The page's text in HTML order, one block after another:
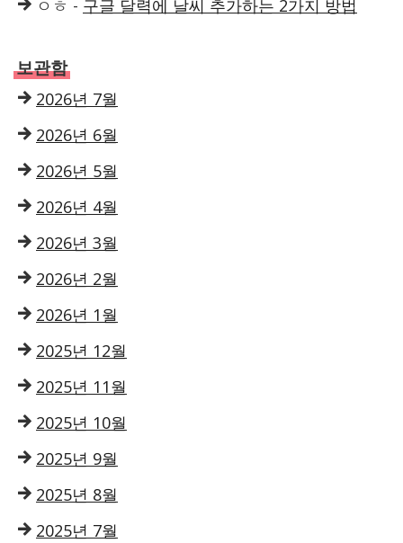
ㅇㅎ - 구글 달력에 날씨 추가하는 2가지 방법
보관함
2026년 7월
2026년 6월
2026년 5월
2026년 4월
2026년 3월
2026년 2월
2026년 1월
2025년 12월
2025년 11월
2025년 10월
2025년 9월
2025년 8월
2025년 7월